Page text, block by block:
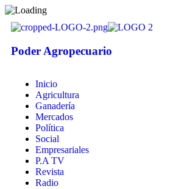
Poder Agropecuario
Inicio
Agricultura
Ganadería
Mercados
Política
Social
Empresariales
P.A TV
Revista
Radio